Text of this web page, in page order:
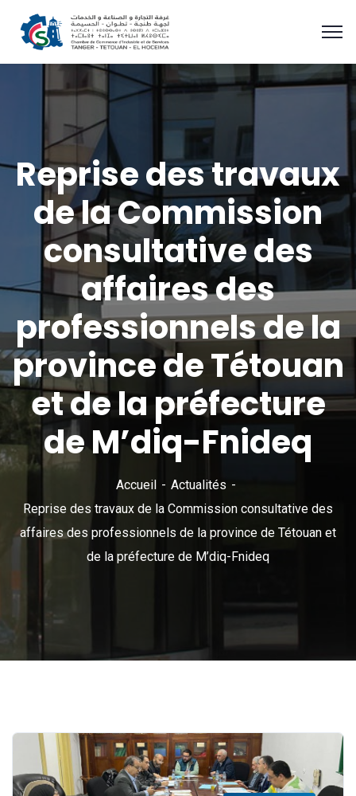
Reprise des travaux
de la Commission
consultative des
affaires des
professionnels de la
province de Tétouan
et de la préfecture
de M’diq-Fnideq
Accueil
Actualités
Reprise des travaux de la Commission consultative des
affaires des professionnels de la province de Tétouan et
de la préfecture de M’diq-Fnideq